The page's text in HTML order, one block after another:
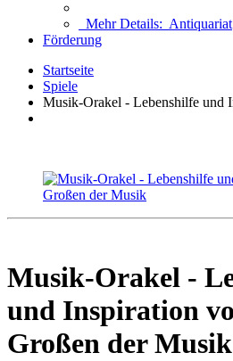
Mehr Details: Antiquariat
Förderung
Startseite
Spiele
Musik-Orakel - Lebenshilfe und
Musik-Orakel -
und Inspiration
Großen der Musik